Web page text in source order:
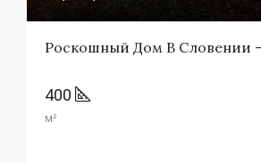
Роскошный Дом В Словении
400
м²